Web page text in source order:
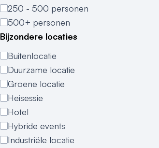
250 - 500 personen
500+ personen
Bijzondere locaties
Buitenlocatie
Duurzame locatie
Groene locatie
Heisessie
Hotel
Hybride events
Industriële locatie